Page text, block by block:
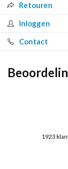
Retouren
Inloggen
Contact
1923